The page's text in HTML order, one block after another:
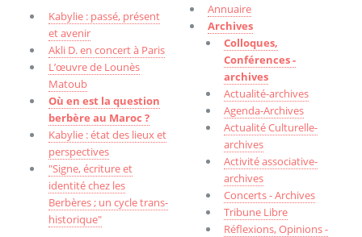
Kabylie : passé, présent
et avenir
Akli D. en concert à Paris
L’œuvre de Lounès
Matoub
Où en est la question
berbère au Maroc ?
Kabylie : état des lieux et
perspectives
"Signe, écriture et
identité chez les
Berbères ; un cycle trans-
historique"
Annuaire
Archives
Colloques,
Conférences -
archives
Actualité-archives
Agenda-Archives
Actualité Culturelle-
archives
Activité associative-
archives
Concerts - Archives
Tribune Libre
Réflexions, Opinions -